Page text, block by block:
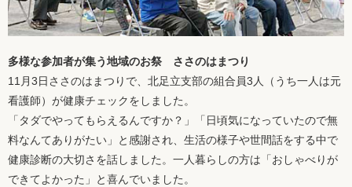
多様な参加者が集う地域のお祭 ささのはまつり
11月3日ささのはまつりで、北足立支部の組合員3人（うち一人は元
看護師）が健康チェックをしました。
「タダでやってもらえるんですか？」「日頃気になっていたので無
料なんてありがたい」と感謝され、生活の様子や世間話をする中で
健康診断の大切さを話しました。一人暮らしの方は「おしゃべりが
できてよかった」と喜んでいました。